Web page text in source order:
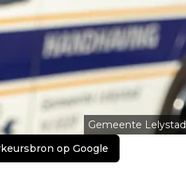
Gemeente Lelystad
op Google